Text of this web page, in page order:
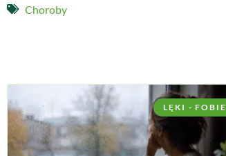
Choroby
LĘKI - FOBIE